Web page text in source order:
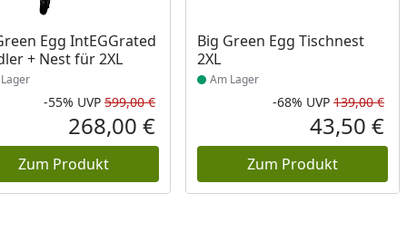
Egg IntEGGrated
+ Nest für 2XL
am Lager
Rabatt in Prozent
-55%
Ursprünglicher Preis
UVP 599,00 €
Aktueller Preis
268,00 €
Zum Produkt
Big Green Egg Tischnest
2XL
Produkt am Lager
Am Lager
-68% UVP 139,00 €
43,50 €
Zum Produkt